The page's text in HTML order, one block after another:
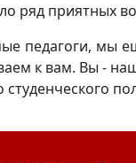
ряд приятных
педагоги, мы
к вам. Вы -